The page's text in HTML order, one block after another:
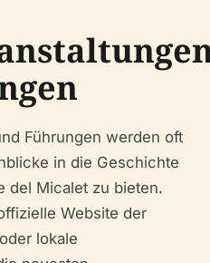
Führungen werden oft
in die Geschichte
del Micalet zu bieten.
Website der
lokale